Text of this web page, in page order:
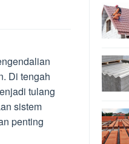
Di tengah
tulang
sistem
penting